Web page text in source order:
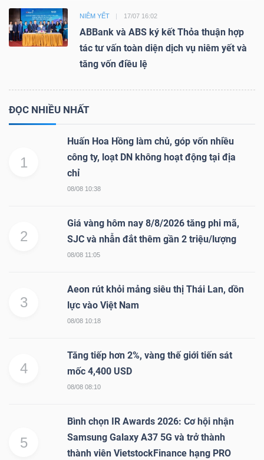
NIÊM YẾT 17/07 16:02
ABBank và ABS ký kết Thỏa thuận hợp
tác tư vấn toàn diện dịch vụ niêm yết và
tăng vốn điều lệ
ĐỌC NHIỀU NHẤT
1
Huấn Hoa Hồng làm chủ, góp vốn nhiều
công ty, loạt DN không hoạt động tại địa
chỉ
08/08 10:38
2
Giá vàng hôm nay 8/8/2026 tăng phi mã,
SJC và nhẫn đắt thêm gần 2 triệu/lượng
08/08 11:05
3
Aeon rút khỏi mảng siêu thị Thái Lan, dồn
lực vào Việt Nam
08/08 10:18
4
Tăng tiếp hơn 2%, vàng thế giới tiến sát
mốc 4,400 USD
08/08 08:10
5
Bình chọn IR Awards 2026: Cơ hội nhận
Samsung Galaxy A37 5G và trở thành
thành viên VietstockFinance hạng PRO